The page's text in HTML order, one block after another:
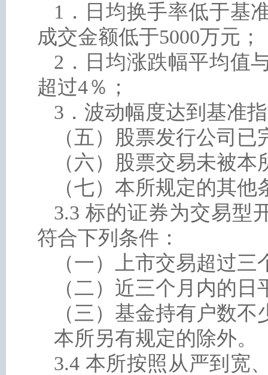
1．日均换手率低于基
成交金额低于5000万元；
2．日均涨跌幅平均值
超过4％；
3．波动幅度达到基准
（五）股票发行公司
（六）股票交易未被
（七）本所规定的其他
3.3 标的证券为交易型
符合下列条件：
（一）上市交易超过三
（二）近三个月内的
（三）基金持有户数不
本所另有规定的除外。
3.4 本所按照从严到宽